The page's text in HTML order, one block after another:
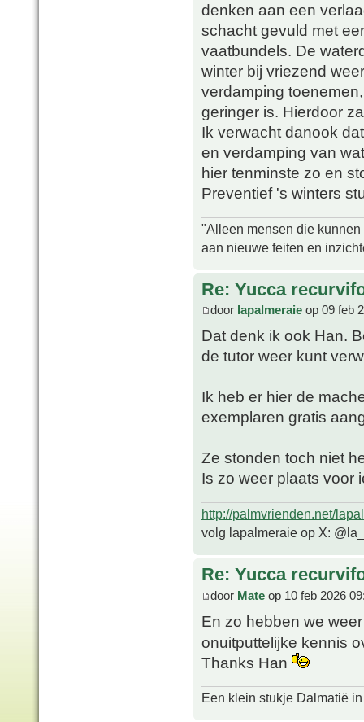
denken aan een
schacht gevuld met
vaatbundels. De
winter bij vriezend
verdamping
geringer is. Hierdoor
Ik verwacht danook
en verdamping van
hier tenminste zo en
Preventief 's winters
"Alleen mensen die
aan nieuwe feiten en
Re: Yucca
door lapalmeraie op 09 feb
Dat denk ik ook Han.
de tutor weer kunt
Ik heb er hier de
exemplaren gratis
Ze stonden toch niet
Is zo weer plaats voor
http://palmvrienden.net/
volg lapalmeraie op X:
Re: Yucca
door Mate op 10 feb 2026
En zo hebben we
onuitputtelijke kennis
Thanks Han
Een klein stukje Dalmatië